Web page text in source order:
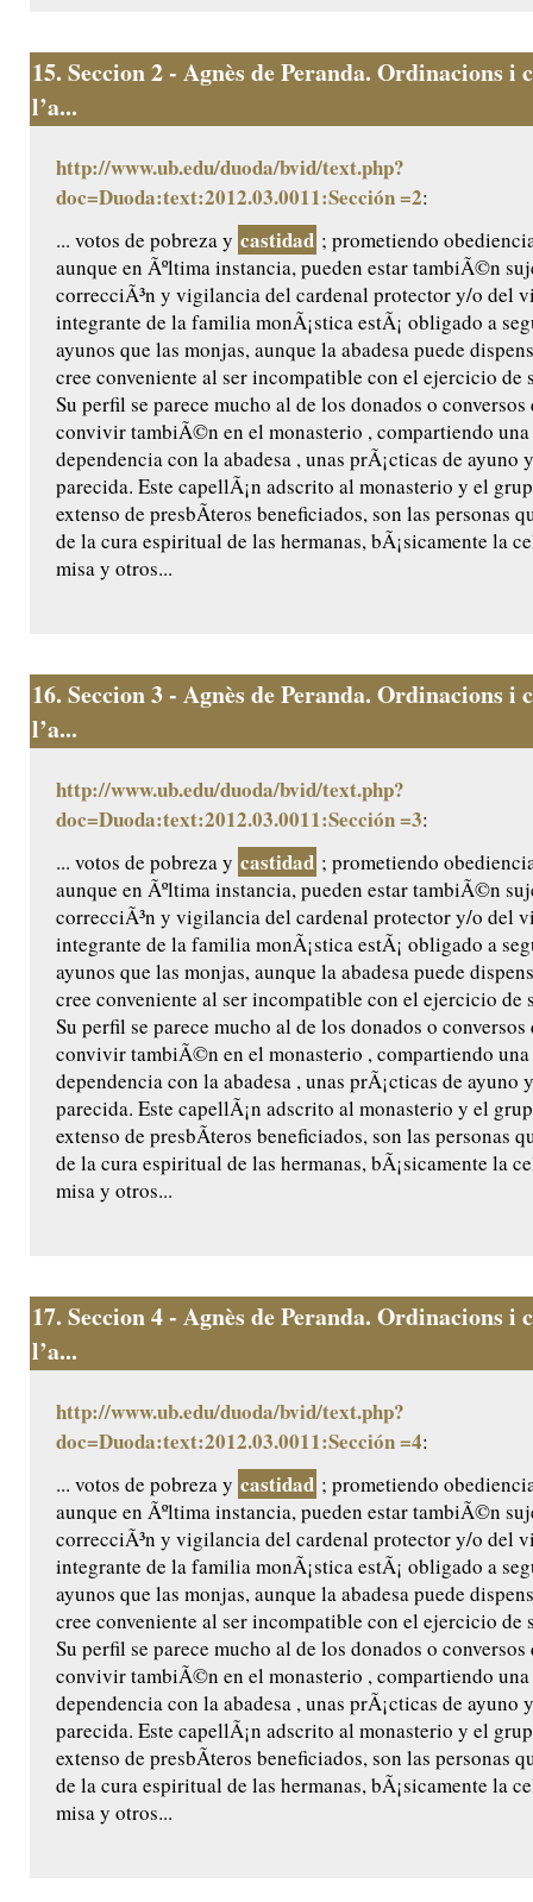
15. Seccion 2 - Agnès de Peranda. Ordinacions i
l’a...
http://www.ub.edu/duoda/bvid/text.php?
doc=Duoda:text:2012.03.0011:Sección =2:
... votos de pobreza y castidad ; prometiendo
aunque en Ãºltima instancia, pueden estar tambiÃ©n
correcciÃ³n y vigilancia del cardenal protector y/o del
integrante de la familia monÃ¡stica estÃ¡ obligado a
ayunos que las monjas, aunque la abadesa puede
cree conveniente al ser incompatible con el ejercicio de
Su perfil se parece mucho al de los donados o conversos
convivir tambiÃ©n en el monasterio , compartiendo
dependencia con la abadesa , unas prÃ¡cticas de ayuno
parecida. Este capellÃ¡n adscrito al monasterio y el
extenso de presbÃ­teros beneficiados, son las personas
de la cura espiritual de las hermanas, bÃ¡sicamente la
misa y otros...
16. Seccion 3 - Agnès de Peranda. Ordinacions i
l’a...
http://www.ub.edu/duoda/bvid/text.php?
doc=Duoda:text:2012.03.0011:Sección =3:
... votos de pobreza y castidad ; prometiendo
aunque en Ãºltima instancia, pueden estar tambiÃ©n
correcciÃ³n y vigilancia del cardenal protector y/o del
integrante de la familia monÃ¡stica estÃ¡ obligado a
ayunos que las monjas, aunque la abadesa puede
cree conveniente al ser incompatible con el ejercicio de
Su perfil se parece mucho al de los donados o conversos
convivir tambiÃ©n en el monasterio , compartiendo
dependencia con la abadesa , unas prÃ¡cticas de ayuno
parecida. Este capellÃ¡n adscrito al monasterio y el
extenso de presbÃ­teros beneficiados, son las personas
de la cura espiritual de las hermanas, bÃ¡sicamente la
misa y otros...
17. Seccion 4 - Agnès de Peranda. Ordinacions i
l’a...
http://www.ub.edu/duoda/bvid/text.php?
doc=Duoda:text:2012.03.0011:Sección =4:
... votos de pobreza y castidad ; prometiendo
aunque en Ãºltima instancia, pueden estar tambiÃ©n
correcciÃ³n y vigilancia del cardenal protector y/o del
integrante de la familia monÃ¡stica estÃ¡ obligado a
ayunos que las monjas, aunque la abadesa puede
cree conveniente al ser incompatible con el ejercicio de
Su perfil se parece mucho al de los donados o conversos
convivir tambiÃ©n en el monasterio , compartiendo
dependencia con la abadesa , unas prÃ¡cticas de ayuno
parecida. Este capellÃ¡n adscrito al monasterio y el
extenso de presbÃ­teros beneficiados, son las personas
de la cura espiritual de las hermanas, bÃ¡sicamente la
misa y otros...